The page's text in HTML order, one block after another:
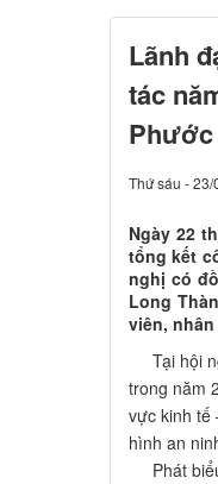
Lãnh
tác
Thứ sáu -
Ngày 22
tổng kết
nghị có
Long
viên,
Tại hội
trong năm
vực kinh tế
hình an
Phát